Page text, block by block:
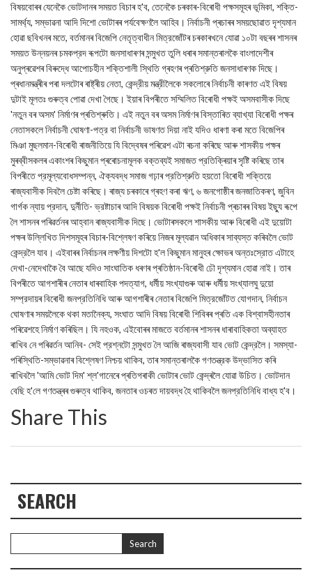
বিষয়বোৰৰ যেনেকৈ ভোটদানৰ সময়ত বিচাৰ হ'ব, তেনেকৈ চৰকাৰ-বিৰোধী পক্ষসমূহৰ ভূমিকা, শক্তি-
সামর্থ্য, সম্ভাৱনা আদি দিশো ভোটাৰৰ পৰ্যবেক্ষণলৈ আহিব। নির্বাচনী প্ৰচাৰৰ সময়ছোৱাত দৃশ্যমান
হোৱা ছবিখনৰ মতে, বৰ্তমানৰ বিজেপি নেতৃত্বাধীন মিত্রজোঁটৰ চৰকাৰখনে যোৱা ১০টা বছৰৰ শাসনৰ
সময়ত উন্নয়নৰ চমকপ্রদ ৰূপটো জনসাধাৰণৰ সন্মুখত তুলি ধৰাৰ সমান্তৰালকৈ বাংলাদেশীৰ
অনুপ্ৰৱেশৰ বিৰুদ্ধে আপোচহীন শক্তিশালী স্থিতি গ্ৰহণৰ প্ৰতিশ্রুতি জনসাধাৰণক দিছে।
প্ৰধানমন্ত্ৰীৰ পৰা দলটোৰ ৰাষ্ট্ৰীয় নেতা, কেন্দ্রীয় মন্ত্রীলৈকে সকলোৰে নিৰ্বাচনী কাৰণত এই বিষয়
দুটাই মূলতঃ গুৰুত্ব পোৱা দেখা গৈছে। ইয়াৰ বিপৰীতে সম্মিলিত বিৰোধী পক্ষই অসমবাসীক দিছে
'নতুন বৰ অসম' নিৰ্মাণৰ প্ৰতিশ্ৰুতি। এই নতুন বৰ অসম নিৰ্মাণৰ বিস্তাৰিত ব্যাখ্যা বিৰোধী পক্ষৰ
নেতাসকলে নির্বাচনী ঘোষণা-পত্র বা নির্বাচনী ভাষণত দিয়া নাই যদিও ধাৰণা কৰা মতে বিজেপিৰ
মিঞা মুছলমান-বিৰোধী ৰাজনীতিয়ে যি বিদ্বেষৰ পৰিৱেশ এটা ৰচনা কৰিছে আৰু শাসকীয় পক্ষৰ
মুৰব্বীসকলৰ একাংশৰ কিছুমান প্ৰৰোচনামূলক বক্তব্যই সমাজত প্রতিক্ৰিয়াৰ সৃষ্টি কৰিছে তাৰ
বিপৰীতে প্রমূল্যবোধসম্পন্ন, ঐক্যবদ্ধ সমাজ গঢ়াৰ প্রতিশ্রুতি হয়তো বিৰোধী শক্তিয়ে
ৰাজ্যবাসীক দিবলৈ চেষ্টা কৰিছে। ৰাজ্য চৰকাৰে গ্ৰহণ কৰা ঋণ, ৬ জনগোষ্ঠীৰ জনজাতিকৰণ, জুবিন
গাৰ্গক ন্যায় প্রদান, দুর্নীতি- ভ্রষ্টাচাৰ আদি বিষয়ক বিৰোধী পক্ষই নির্বাচনী প্ৰচাৰৰ বিষয় ইছ্যু ৰূপে
লৈ শাসনৰ পৰিৱৰ্তনৰ আহ্বান ৰাজ্যবাসীক দিছে। ভোটাৰসকলে শাসকীয় আৰু বিৰোধী এই দুয়োটা
পক্ষৰ উল্লিখিত দিশসমূহৰ বিচাৰ-বিশ্লেষণ কৰিয়ে নিজৰ মূল্যৱান অধিকাৰ সাব্যস্ত কৰিবলৈ ভোট
কেন্দ্রলৈ যাব। এইবাৰৰ নিৰ্বাচনৰ লক্ষণীয় দিশটো হ'ল কিছুমান মানুহৰ ক্ষোভৰ অন্তঃস্রোত এটাহে
দেখা-নেদেখাকৈ বৈ আছে যদিও সাংঘাতিক ধৰণৰ প্ৰতিষ্ঠান-বিৰোধী ঢৌ দৃশ্যমান হোৱা নাই। তাৰ
বিপৰীতে আগশাৰীৰ নেতাৰ ধাৰবাহিক পদত্যাগ, ধর্মীয় সংখ্যাগুৰু আৰু ধর্মীয় সংখ্যালঘু দুয়ো
সম্প্রদায়ৰ বিৰোধী জনপ্রতিনিধি আৰু আগশাৰীৰ নেতাৰ বিজেপি মিত্রজোঁটত যোগদান, নির্বাচন
ঘোষণাৰ সময়লৈকে থকা মতানৈক্য, সংঘাত আদি বিষয় বিৰোধী শিবিৰৰ প্ৰতি এক বিশ্বাসহীনতাৰ
পৰিৱেশহে নির্মাণ কৰিছিল। যি নহওক, এইবোৰৰ মাজতে বৰ্তমানৰ শাসনৰ ধাৰাবাহিকতা অব্যাহত
ৰাখিব নে পৰিৱৰ্তন আনিব- সেই প্রশ্নটো সন্মুখত লৈ আজি ৰাজ্যবাসী যাব ভোট কেন্দ্রলৈ। সমস্যা-
পৰিস্থিতি-সম্ভাৱনাৰ বিশ্লেষণ নিশ্চয় থাকিব, তাৰ সমান্তৰালকৈ গণতন্ত্রক উদ্ভাসিত কৰি
ৰাখিবলৈ 'আমি ভোট দিম' শ্ল'গানেৰে প্ৰতিগৰাকী ভোটাৰ ভোট কেন্দ্ৰলৈ যোৱা উচিত। ভোটদান
বেছি হ'লে গণতন্ত্ৰৰ গুৰুত্ব থাকিব, জনতাৰ ওচৰত দায়বদ্ধ হৈ থাকিবলৈ জনপ্রতিনিধি বাধ্য হ'ব।
Share This
SEARCH